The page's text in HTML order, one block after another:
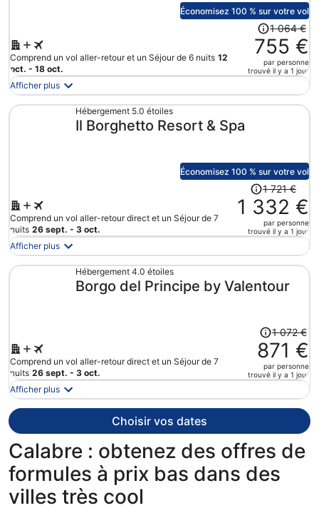
de
1
154 €
par
personne.
Économisez 100 % sur votre vol
Comprend un vol aller-retour et un Séjour de 6 nuits 12
oct. - 18 oct.
Le
prix
était
de
064 €.
de
755 €
par
personne.
1 064 €
755 €
par personne
trouvé il y a 1 jour
Afficher plus
Hébergement 5.0 étoiles
Il Borghetto Resort & Spa
Économisez 100 % sur votre vol
Comprend un vol aller-retour direct et un Séjour de 7
nuits 26 sept. - 3 oct.
prix
était
de
721 €.
prix
332 €
par
1 721 €
1 332 €
par personne
trouvé il y a 1 jour
Afficher plus
Hébergement 4.0 étoiles
Borgo del Principe by Valentour
Comprend un vol aller-retour direct et un Séjour de 7
nuits 26 sept. - 3 oct.
Le
prix
était
de
072 €.
est
maintenant
de
1 072 €
871 €
par personne
trouvé il y a 1 jour
Afficher plus
Choisir vos dates
Calabre : obtenez des offres de
formules à prix bas dans des
villes très cool